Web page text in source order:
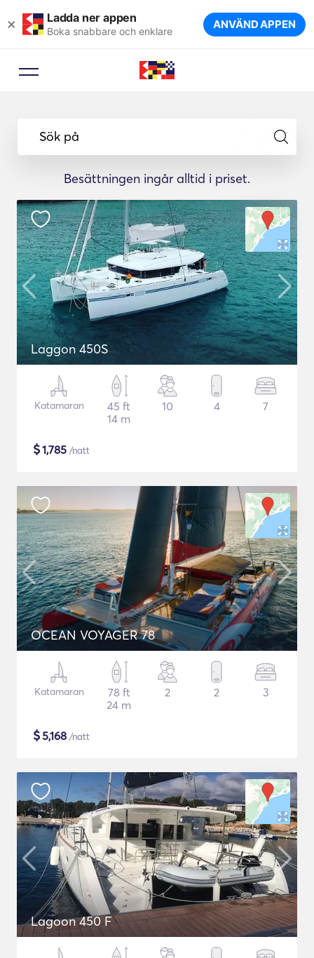
× Ladda ner appen
Boka snabbare och enklare ANVÄND APPEN
Sök på
Besättningen ingår alltid i priset.
Laggon 450S
Katamaran
45 ft
14 m
10 4 7
$1,785 /natt
OCEAN VOYAGER 78
Katamaran
78 ft
24 m
2 2 3
$5,168 /natt
Lagoon 450 F
Låt en reseexpert föreslå de
perfekta båtarna för din resa.